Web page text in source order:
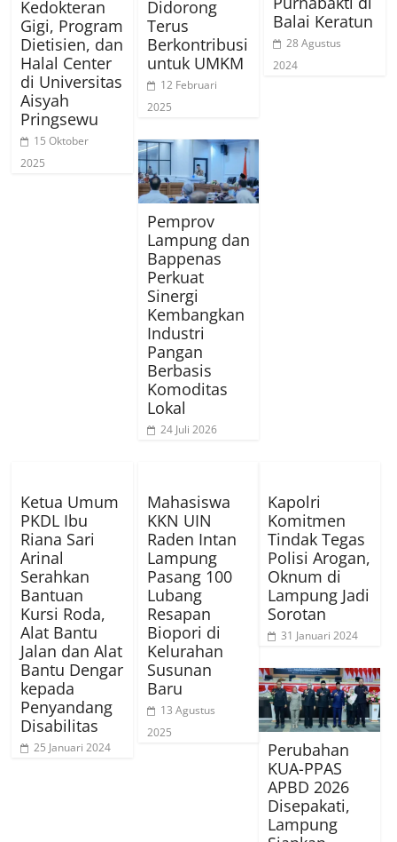
Kedokteran
Gigi, Program
Dietisien, dan
Halal Center
di Universitas
Aisyah
Pringsewu
15 Oktober
2025
Didorong
Terus
Berkontribusi
untuk UMKM
12 Februari
2025
Balai Keratun
28 Agustus
2024
Pemprov
Lampung dan
Bappenas
Perkuat
Sinergi
Kembangkan
Industri
Pangan
Berbasis
Komoditas
Lokal
24 Juli 2026
Ketua Umum
PKDL Ibu
Riana Sari
Arinal
Serahkan
Bantuan
Kursi Roda,
Alat Bantu
Jalan dan Alat
Bantu Dengar
kepada
Penyandang
Disabilitas
25 Januari 2024
Mahasiswa
KKN UIN
Raden Intan
Lampung
Pasang 100
Lubang
Resapan
Biopori di
Kelurahan
Susunan
Baru
13 Agustus
2025
Kapolri
Komitmen
Tindak Tegas
Polisi Arogan,
Oknum di
Lampung Jadi
Sorotan
31 Januari 2024
Perubahan
KUA-PPAS
APBD 2026
Disepakati,
Lampung